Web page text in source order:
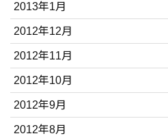
2013年1月
2012年12月
2012年11月
2012年10月
2012年9月
2012年8月